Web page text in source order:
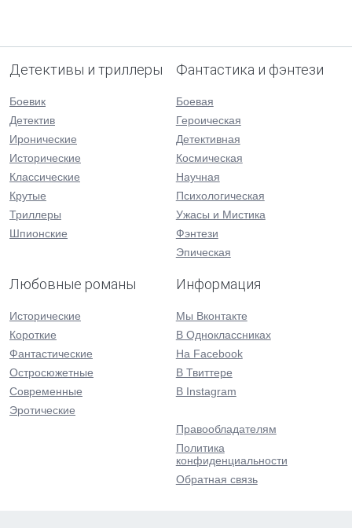
Детективы и триллеры
Боевик
Детектив
Иронические
Исторические
Классические
Крутые
Триллеры
Шпионские
Фантастика и фэнтези
Боевая
Героическая
Детективная
Космическая
Научная
Психологическая
Ужасы и Мистика
Фэнтези
Эпическая
Любовные романы
Исторические
Короткие
Фантастические
Остросюжетные
Современные
Эротические
Информация
Мы Вконтакте
В Одноклассниках
На Facebook
В Твиттере
В Instagram
Правообладателям
Политика
конфиденциальности
Обратная связь